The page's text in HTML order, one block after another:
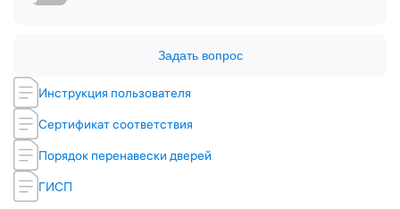
Инструкция пользователя
Сертификат соответствия
Порядок перенавески дверей
ГИСП
Задать вопрос